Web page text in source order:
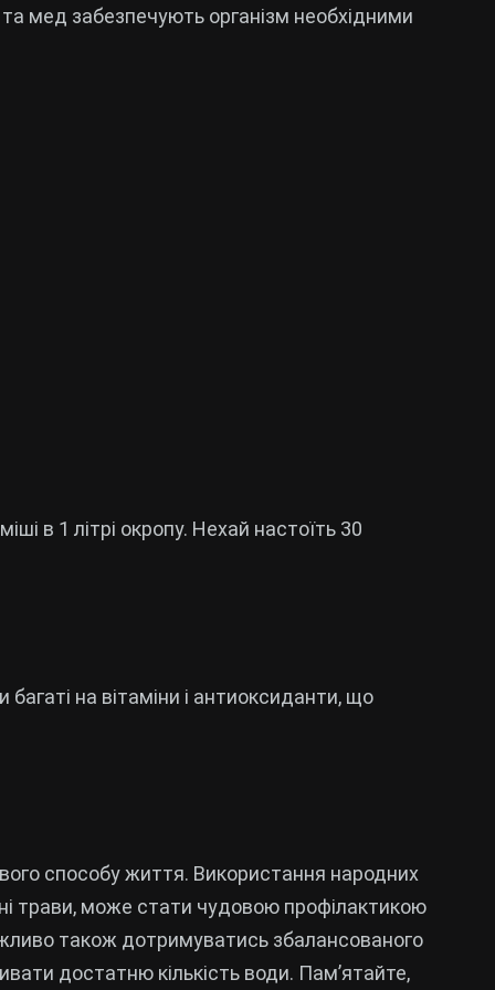
мед забезпечують організм необхідними
в 1 літрі окропу. Нехай настоїть 30
на вітаміни і антиоксиданти, що
способу життя. Використання народних
трави, може стати чудовою профілактикою
також дотримуватись збалансованого
достатню кількість води. Пам’ятайте,